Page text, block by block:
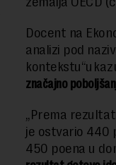
Docent na
analizi pod
kontekstu“
značajno
„Prema
je ostvario 440
450 poena u